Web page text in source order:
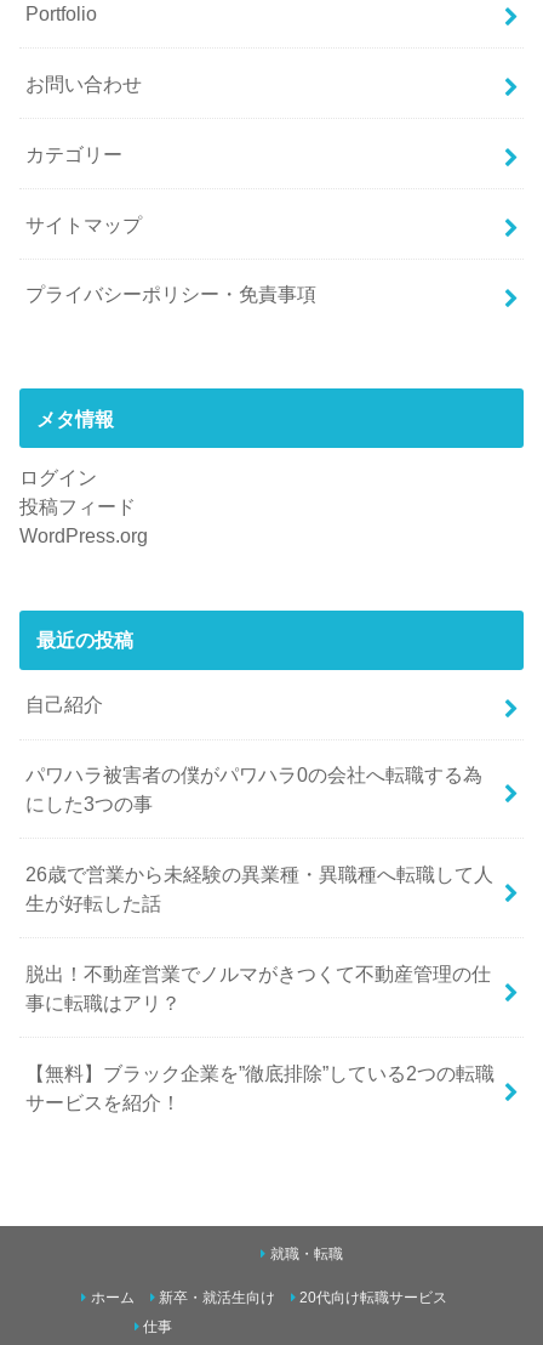
Portfolio
お問い合わせ
カテゴリー
サイトマップ
プライバシーポリシー・免責事項
メタ情報
ログイン
投稿フィード
WordPress.org
最近の投稿
自己紹介
パワハラ被害者の僕がパワハラ0の会社へ転職する為
にした3つの事
26歳で営業から未経験の異業種・異職種へ転職して人
生が好転した話
脱出！不動産営業でノルマがきつくて不動産管理の仕
事に転職はアリ？
【無料】ブラック企業を”徹底排除”している2つの転職
サービスを紹介！
ホーム
就職・転職
新卒・就活生向け
20代向け転職サービス
仕事